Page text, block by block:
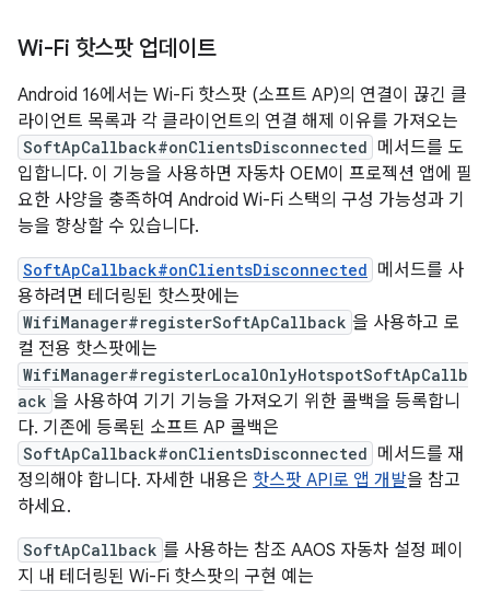
Wi-Fi 핫스팟 업데이트
Android 16에서는 Wi-Fi 핫스팟 (소프트 AP)의 연결이 끊긴 클
라이언트 목록과 각 클라이언트의 연결 해제 이유를 가져오는
SoftApCallback#onClientsDisconnected 메서드를 도
입합니다. 이 기능을 사용하면 자동차 OEM이 프로젝션 앱에 필
요한 사양을 충족하여 Android Wi-Fi 스택의 구성 가능성과 기
능을 향상할 수 있습니다.
SoftApCallback#onClientsDisconnected 메서드를 사
용하려면 테더링된 핫스팟에는
WifiManager#registerSoftApCallback 을 사용하고 로
컬 전용 핫스팟에는
WifiManager#registerLocalOnlyHotspotSoftApCallb
ack 을 사용하여 기기 기능을 가져오기 위한 콜백을 등록합니
다. 기존에 등록된 소프트 AP 콜백은
SoftApCallback#onClientsDisconnected 메서드를 재
정의해야 합니다. 자세한 내용은 핫스팟 API로 앱 개발을 참고
하세요.
SoftApCallback 를 사용하는 참조 AAOS 자동차 설정 페이
지 내 테더링된 Wi-Fi 핫스팟의 구현 예는